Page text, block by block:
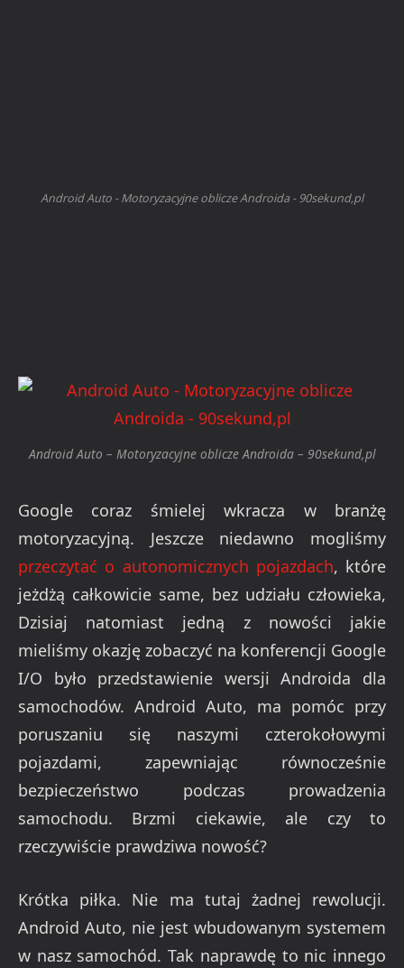
Android Auto - Motoryzacyjne oblicze Androida - 90sekund,pl
Android Auto – Motoryzacyjne oblicze Androida – 90sekund,pl
Google coraz śmielej wkracza w branżę
motoryzacyjną. Jeszcze niedawno mogliśmy
przeczytać o autonomicznych pojazdach, które
jeżdżą całkowicie same, bez udziału człowieka,
Dzisiaj natomiast jedną z nowości jakie
mieliśmy okazję zobaczyć na konferencji Google
I/O było przedstawienie wersji Androida dla
samochodów. Android Auto, ma pomóc przy
poruszaniu się naszymi czterokołowymi
pojazdami, zapewniając równocześnie
bezpieczeństwo podczas prowadzenia
samochodu. Brzmi ciekawie, ale czy to
rzeczywiście prawdziwa nowość?
Krótka piłka. Nie ma tutaj żadnej rewolucji.
Android Auto, nie jest wbudowanym systemem
w nasz samochód. Tak naprawdę to nic innego